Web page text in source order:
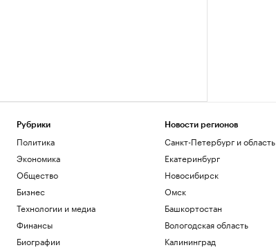
Рубрики
Политика
Экономика
Общество
Бизнес
Технологии и медиа
Финансы
Биографии
Новости регионов
Санкт-Петербург и область
Екатеринбург
Новосибирск
Омск
Башкортостан
Вологодская область
Калининград